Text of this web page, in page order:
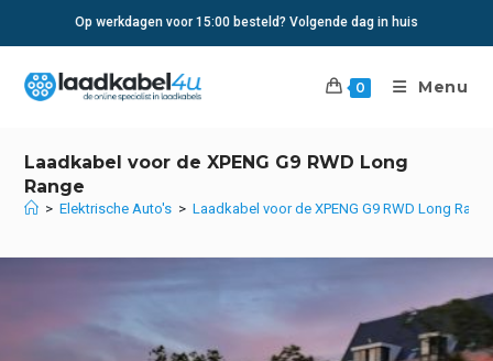
Op werkdagen voor 15:00 besteld? Volgende dag in huis
0 Menu
Laadkabel voor de XPENG G9 RWD Long
Range
> Elektrische Auto's > Laadkabel voor de XPENG G9 RWD Long